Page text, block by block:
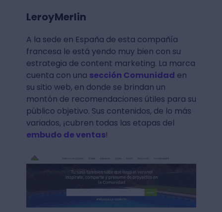
LeroyMerlin
A la sede en España de esta compañía
francesa le está yendo muy bien con su
estrategia de content marketing. La marca
cuenta con una sección Comunidad en
su sitio web, en donde se brindan un
montón de recomendaciones útiles para su
público objetivo. Sus contenidos, de lo más
variados, ¡cubren todas las etapas del
embudo de ventas!